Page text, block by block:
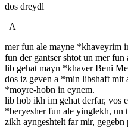
dos dreydl
A
mer fun ale mayne *khaveyrim
fun der gantser shtot un mer
lib gehat mayn *khaver Beni
dos iz geven a *min libshaft mit
*moyre-hobn in eynem.
lib hob ikh im gehat derfar, vos
*beryesher fun ale yinglekh, un
zikh ayngeshtelt far mir,